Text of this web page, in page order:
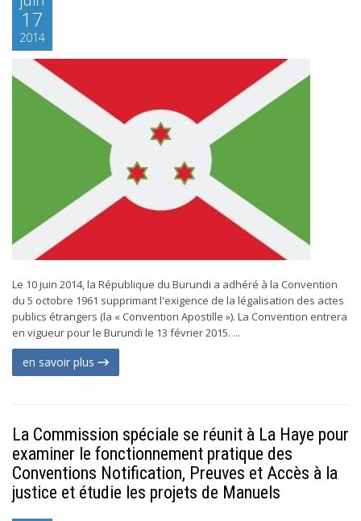
17
2014
Le 10 juin 2014, la République du Burundi a adhéré à la Convention
du 5 octobre 1961 supprimant l'exigence de la légalisation des actes
publics étrangers (la « Convention Apostille »). La Convention entrera
en vigueur pour le Burundi le 13 février 2015. ...
en savoir plus
La Commission spéciale se réunit à La Haye pour
examiner le fonctionnement pratique des
Conventions Notification, Preuves et Accès à la
justice et étudie les projets de Manuels